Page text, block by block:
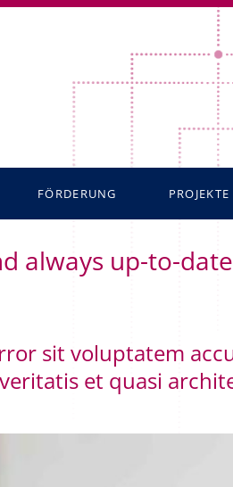
seit 2001
FÖRDERUNG
Förderbereiche
PROJEKTE
always up-to-date
sit voluptatem
et quasi